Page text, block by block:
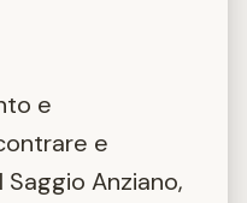
e
e
Anziano,